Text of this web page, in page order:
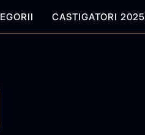
CASTIGATORI 2025